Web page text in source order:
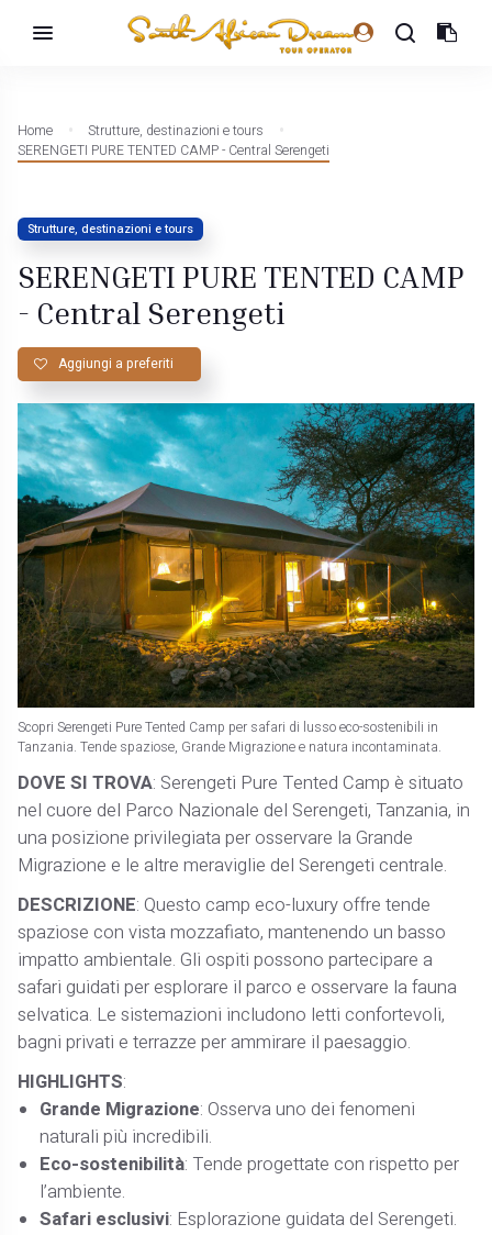
Home
Strutture, destinazioni e tours
SERENGETI PURE TENTED CAMP - Central Serengeti
Strutture, destinazioni e tours
SERENGETI PURE TENTED CAMP
- Central Serengeti
Aggiungi a preferiti
Scopri Serengeti Pure Tented Camp per safari di lusso eco-sostenibili in
Tanzania. Tende spaziose, Grande Migrazione e natura incontaminata.
DOVE SI TROVA: Serengeti Pure Tented Camp è situato
nel cuore del Parco Nazionale del Serengeti, Tanzania, in
una posizione privilegiata per osservare la Grande
Migrazione e le altre meraviglie del Serengeti centrale.
DESCRIZIONE: Questo camp eco-luxury offre tende
spaziose con vista mozzafiato, mantenendo un basso
impatto ambientale. Gli ospiti possono partecipare a
safari guidati per esplorare il parco e osservare la fauna
selvatica. Le sistemazioni includono letti confortevoli,
bagni privati e terrazze per ammirare il paesaggio.
HIGHLIGHTS:
Grande Migrazione: Osserva uno dei fenomeni
naturali più incredibili.
Eco-sostenibilità: Tende progettate con rispetto per
l’ambiente.
Safari esclusivi: Esplorazione guidata del Serengeti.